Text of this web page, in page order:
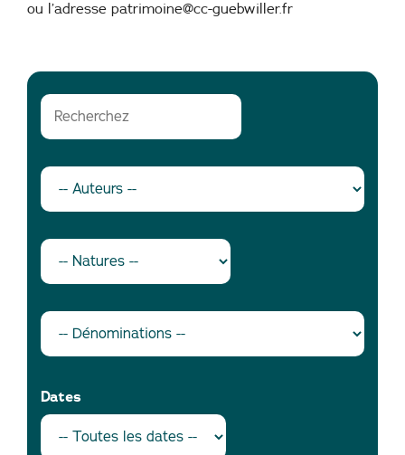
ou l’adresse patrimoine@cc-guebwiller.fr
Dates